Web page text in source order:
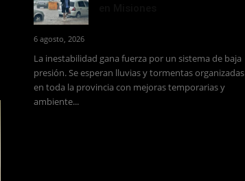
6 agosto, 2026
La inestabilidad gana fuerza por un sistema de baja
presión. Se esperan lluvias y tormentas organizadas
en toda la provincia con mejoras temporarias y
ambiente...